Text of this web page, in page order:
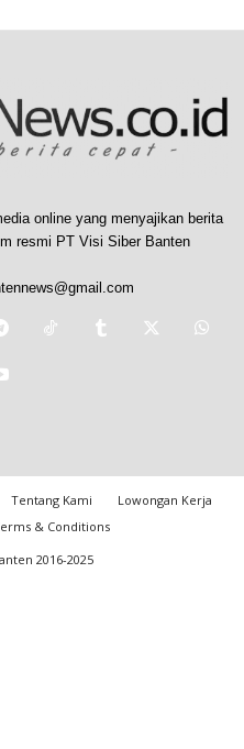
online yang menyajikan berita
resmi PT Visi Siber Banten
Tentang Kami
Lowongan Kerja
& Conditions
2016-2025